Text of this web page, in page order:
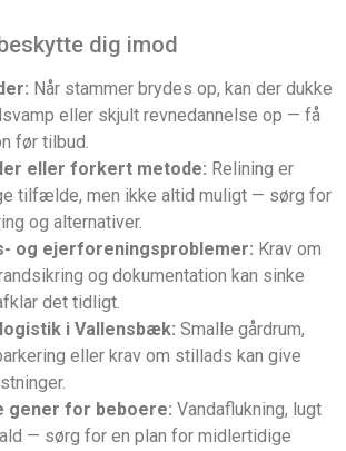
dig imod
Når stammer brydes op, kan der dukke
eller skjult revnedannelse op — få
før tilbud.
eller forkert metode: Relining er
tilfælde, men ikke altid muligt — sørg for
og alternativer.
og ejerforeningsproblemer: Krav om
og dokumentation kan sinke
det tidligt.
i Vallensbæk: Smalle gårdrum,
eller krav om stillads kan give
gener for beboere: Vandaflukning, lugt
— sørg for en plan for midlertidige